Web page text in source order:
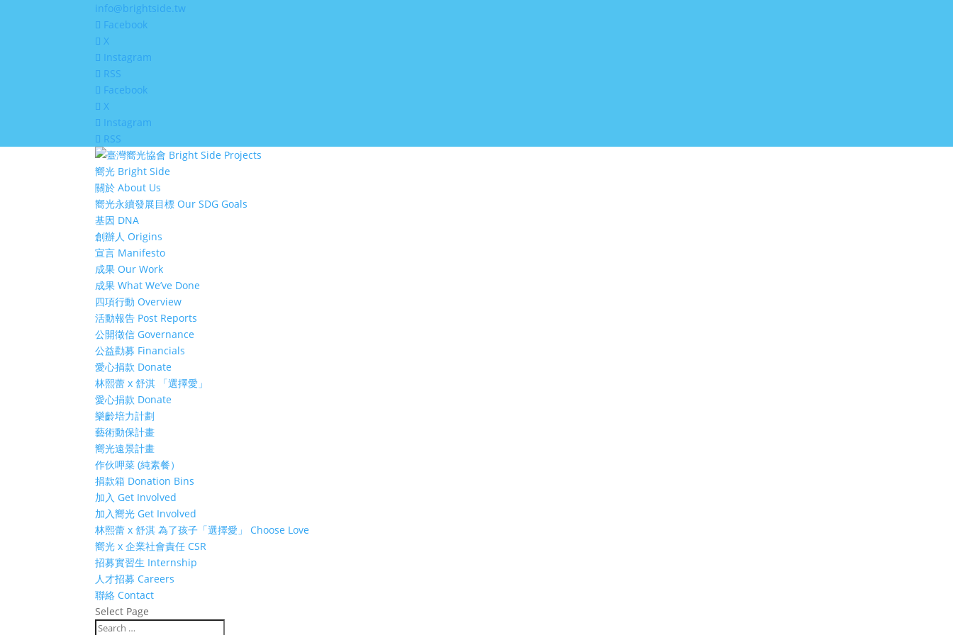
info@brightside.tw
Facebook
X
Instagram
RSS
Facebook
X
Instagram
RSS
嚮光 Bright Side
關於 About Us
嚮光永續發展目標 Our SDG Goals
基因 DNA
創辦人 Origins
宣言 Manifesto
成果 Our Work
成果 What We’ve Done
四項行動 Overview
活動報告 Post Reports
公開徵信 Governance
公益勸募 Financials
愛心捐款 Donate
林熙蕾 x 舒淇 「選擇愛」
愛心捐款 Donate
樂齡培力計劃
藝術動保計畫
嚮光遠景計畫
作伙呷菜 (純素餐）
捐款箱 Donation Bins
加入 Get Involved
加入嚮光 Get Involved
林熙蕾 x 舒淇 為了孩子「選擇愛」 Choose Love
嚮光 x 企業社會責任 CSR
招募實習生 Internship
人才招募 Careers
聯絡 Contact
Select Page